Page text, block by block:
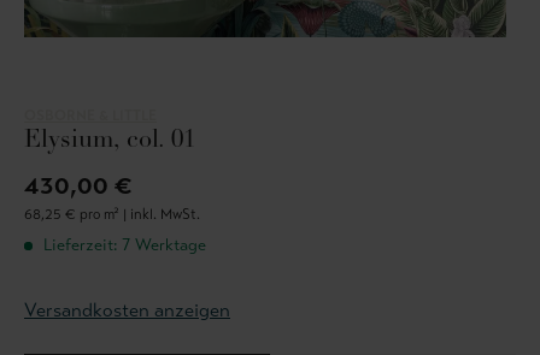
Elysium, col. 01
430,00 €
68,25 € pro m² | inkl. MwSt.
Lieferzeit: 7 Werktage
Versandkosten anzeigen